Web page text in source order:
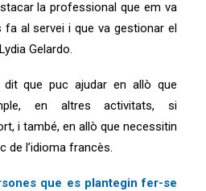
la professional que em va
fa al servei i que va gestionar el
Gelardo.
que puc ajudar en allò que
en altres activitats, si
i també, en allò que necessitin
de l’idioma francès.
que es plantegin fer-se